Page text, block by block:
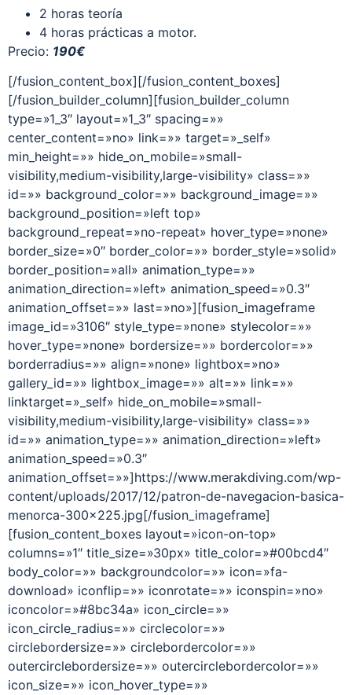
2 horas teoría
4 horas prácticas a motor.
Precio: 190€
[/fusion_content_box][/fusion_content_boxes]
[/fusion_builder_column][fusion_builder_column
type=»1_3″ layout=»1_3″ spacing=»»
center_content=»no» link=»» target=»_self»
min_height=»» hide_on_mobile=»small-
visibility,medium-visibility,large-visibility» class=»»
id=»» background_color=»» background_image=»»
background_position=»left top»
background_repeat=»no-repeat» hover_type=»none»
border_size=»0″ border_color=»» border_style=»solid»
border_position=»all» animation_type=»»
animation_direction=»left» animation_speed=»0.3″
animation_offset=»» last=»no»][fusion_imageframe
image_id=»3106″ style_type=»none» stylecolor=»»
hover_type=»none» bordersize=»» bordercolor=»»
borderradius=»» align=»none» lightbox=»no»
gallery_id=»» lightbox_image=»» alt=»» link=»»
linktarget=»_self» hide_on_mobile=»small-
visibility,medium-visibility,large-visibility» class=»»
id=»» animation_type=»» animation_direction=»left»
animation_speed=»0.3″
animation_offset=»»]https://www.merakdiving.com/wp-
content/uploads/2017/12/patron-de-navegacion-basica-
menorca-300×225.jpg[/fusion_imageframe]
[fusion_content_boxes layout=»icon-on-top»
columns=»1″ title_size=»30px» title_color=»#00bcd4″
body_color=»» backgroundcolor=»» icon=»fa-
download» iconflip=»» iconrotate=»» iconspin=»no»
iconcolor=»#8bc34a» icon_circle=»»
icon_circle_radius=»» circlecolor=»»
circlebordersize=»» circlebordercolor=»»
outercirclebordersize=»» outercirclebordercolor=»»
icon_size=»» icon_hover_type=»»